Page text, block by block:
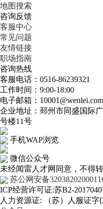
地图搜索
咨询反馈
客服中心
常见问题
友情链接
职场指南
咨询热线
客服电话：0516-86239321
工作时间：9:00-18:00
电子邮箱：10001@wenlei.com
企业地址：邳州市同盛国际
号楼11号
手机WAP浏览
微信公众号
未经闻雷人才网同意，不得
苏公网安备
ICP经营许可证:苏B2-
人力资源证: （苏）人服证字